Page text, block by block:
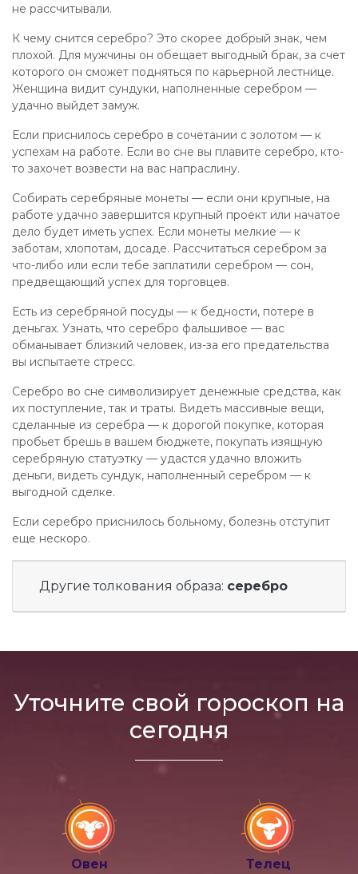
не рассчитывали.
К чему снится серебро? Это скорее добрый знак, чем
плохой. Для мужчины он обещает выгодный брак, за счет
которого он сможет подняться по карьерной лестнице.
Женщина видит сундуки, наполненные серебром —
удачно выйдет замуж.
Если приснилось серебро в сочетании с золотом — к
успехам на работе. Если во сне вы плавите серебро, кто-
то захочет возвести на вас напраслину.
Собирать серебряные монеты — если они крупные, на
работе удачно завершится крупный проект или начатое
дело будет иметь успех. Если монеты мелкие — к
заботам, хлопотам, досаде. Рассчитаться серебром за
что-либо или если тебе заплатили серебром — сон,
предвещающий успех для торговцев.
Есть из серебряной посуды — к бедности, потере в
деньгах. Узнать, что серебро фальшивое — вас
обманывает близкий человек, из-за его предательства
вы испытаете стресс.
Серебро во сне символизирует денежные средства, как
их поступление, так и траты. Видеть массивные вещи,
сделанные из серебра — к дорогой покупке, которая
пробьет брешь в вашем бюджете, покупать изящную
серебряную статуэтку — удастся удачно вложить
деньги, видеть сундук, наполненный серебром — к
выгодной сделке.
Если серебро приснилось больному, болезнь отступит
еще нескоро.
Другие толкования образа: серебро
Уточните свой гороскоп на
сегодня
Овен Телец